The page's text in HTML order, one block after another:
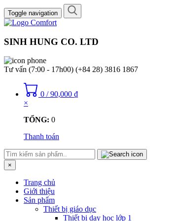
Toggle navigation
SINH HUNG CO. LTD
Tư vấn (7:00 - 17h00) (+84 28) 3816 1867
0 / 90,000 ₫
×
TỔNG: 0
Thanh toán
×
Trang chủ
Giới thiệu
Sản phẩm
Thiết bị giáo dục
Thiết bị dạy học lớp 1